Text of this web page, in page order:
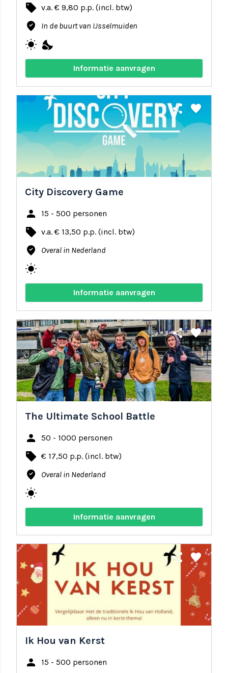
local_offer v.a. € 9,80 p.p. (incl. btw)
where_to_vote In de buurt van IJsselmuiden
wb_sunny nights_stay
Informatie aanvragen
share favorite
City Discovery Game
person 15 - 500 personen
local_offer v.a. € 13,50 p.p. (incl. btw)
where_to_vote Overal in Nederland
wb_sunny
Informatie aanvragen
share favorite
The Ultimate School Battle
person 50 - 1000 personen
local_offer € 17,50 p.p. (incl. btw)
where_to_vote Overal in Nederland
wb_sunny
Informatie aanvragen
share favorite
Ik Hou van Kerst
person 15 - 500 personen